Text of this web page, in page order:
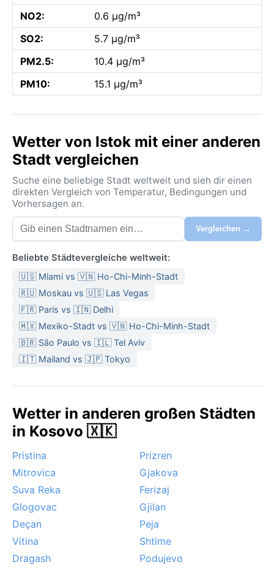
NO2:
0.6 µg/m³
SO2:
5.7 µg/m³
PM2.5:
10.4 µg/m³
PM10:
15.1 µg/m³
Wetter von Istok mit einer anderen
Stadt vergleichen
Suche eine beliebige Stadt weltweit und sieh dir einen
direkten Vergleich von Temperatur, Bedingungen und
Vorhersagen an.
Vergleichen →
Beliebte Städtevergleiche weltweit:
🇺🇸 Miami vs 🇻🇳 Ho-Chi-Minh-Stadt
🇷🇺 Moskau vs 🇺🇸 Las Vegas
🇫🇷 Paris vs 🇮🇳 Delhi
🇲🇽 Mexiko-Stadt vs 🇻🇳 Ho-Chi-Minh-Stadt
🇧🇷 São Paulo vs 🇮🇱 Tel Aviv
🇮🇹 Mailand vs 🇯🇵 Tokyo
Wetter in anderen großen Städten
in Kosovo 🇽🇰
Pristina
Prizren
Mitrovica
Gjakova
Suva Reka
Ferizaj
Glogovac
Gjilan
Deçan
Peja
Vitina
Shtime
Dragash
Podujevo